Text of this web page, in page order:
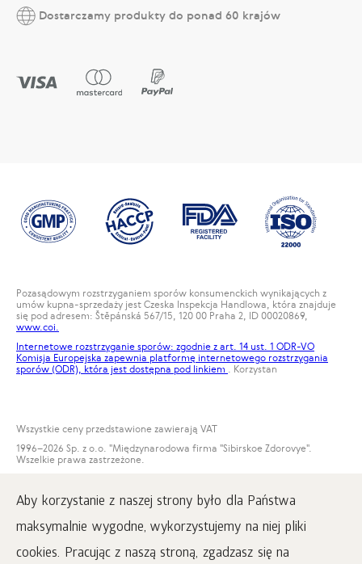
Aby korzystanie z naszej strony było dla Państwa
maksymalnie wygodne, wykorzystujemy na niej pliki
cookies. Pracując z naszą stroną, zgadzasz się na
Dostarczamy produkty do ponad 60 krajów
Pozasądowym rozstrzyganiem sporów konsumenckich wynikających z
umów kupna-sprzedaży jest Czeska Inspekcja Handlowa, która znajduje
się pod adresem: Štěpánská 567/15, 120 00 Praha 2, ID 00020869,
www.coi.
Internetowe rozstrzyganie sporów: zgodnie z art. 14 ust. 1 ODR-VO
Komisja Europejska zapewnia platformę internetowego rozstrzygania
sporów (ODR), która jest dostępna pod linkiem . Korzystan
Wszystkie ceny przedstawione zawierają VAT
1996–2026 Sp. z o.o. "Międzynarodowa firma "Sibirskoe Zdorovye".
Wszelkie prawa zastrzeżone.
www.siberianwellness.com.
Reklamacja
Warunki zakupu